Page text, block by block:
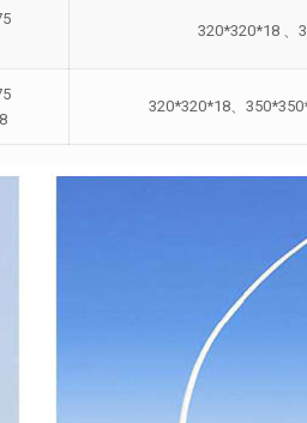
320*320*18 、
320*320*18、